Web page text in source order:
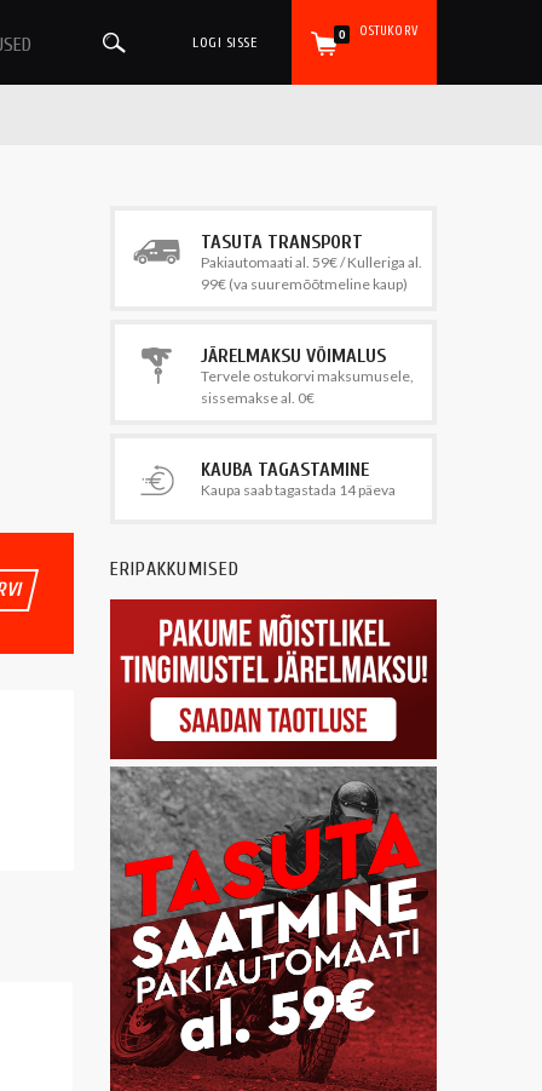
OSTUKORV
0
LOGI SISSE
TASUTA TRANSPORT
Pakiautomaati al. 59€ / Kulleriga al.
99€ (va suuremõõtmeline kaup)
JÄRELMAKSU VÕIMALUS
Tervele ostukorvi maksumusele,
sissemakse al. 0€
KAUBA TAGASTAMINE
Kaupa saab tagastada 14 päeva
ERIPAKKUMISED